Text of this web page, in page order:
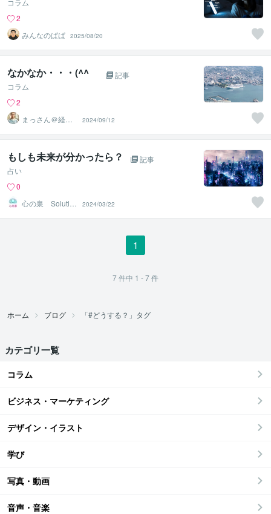
コラム
2
みんなのぱぱ 2025/08/20
なかなか・・・(^^ゞ
記事
コラム
2
まっさん＠経験
豊富な笑顔のサ
ポーター
2024/09/12
もしも未来が分かったら？
記事
占い
0
心の泉 Solutio
nHeart
2024/03/22
1
7件中 1 - 7件
ホーム ブログ 「#どうする？」タグ
カテゴリ一覧
コラム
ビジネス・マーケティング
デザイン・イラスト
学び
写真・動画
音声・音楽